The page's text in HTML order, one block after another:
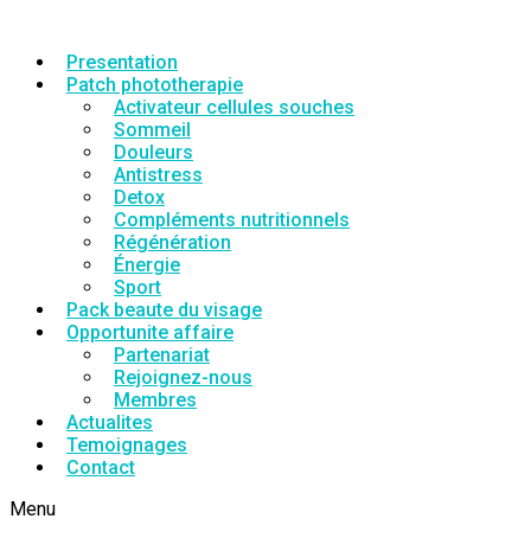
Presentation
Patch phototherapie
Activateur cellules souches
Sommeil
Douleurs
Antistress
Detox
Compléments nutritionnels
Régénération
Énergie
Sport
Pack beaute du visage
Opportunite affaire
Partenariat
Rejoignez-nous
Membres
Actualites
Temoignages
Contact
Menu